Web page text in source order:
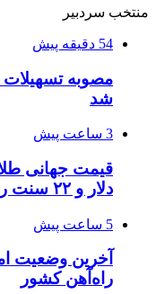
منتخب سردبیر
54 دقیقه پیش
مصوبه
شد
3 ساعت پیش
دلار و ۲۲ سنت رسید
5 ساعت پیش
آخرین وضعیت
راه‌آهن کشور